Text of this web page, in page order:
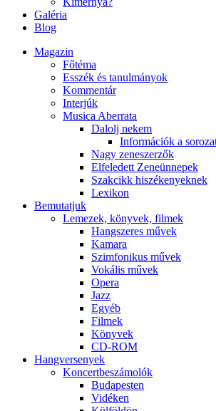
Galéria
Blog
Magazin
Főtéma
Esszék és tanulmányok
Kommentár
Interjúk
Musica Aberrata
Dalolj nekem
Információk a
Nagy zeneszerzők
Elfeledett Zeneünnepek
Szakcikk hiszékenyeknek
Lexikon
Bemutatjuk
Lemezek, könyvek, filmek
Hangszeres művek
Kamara
Szimfonikus művek
Vokális művek
Opera
Jazz
Egyéb
Filmek
Könyvek
CD-ROM
Hangversenyek
Koncertbeszámolók
Budapesten
Vidéken